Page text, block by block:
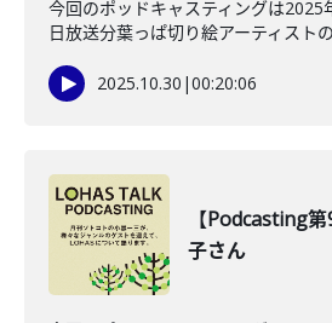
今回のポッドキャスティングは2025
日放送分葉っぱ切り絵アーティスト
2025.10.30 |00:20:06
【Podcasting
子さん